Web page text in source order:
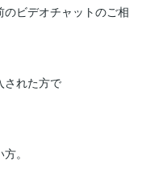
ビデオチャットのご相
された方で
。